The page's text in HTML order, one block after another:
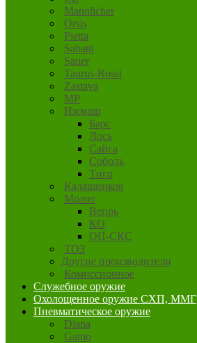
Mannlicher
Orsis
Pietta
Sabatti
Sauer
Taurus-Rossi
Zastava
MP
Ижмаш
Барс
Лось
Сайга
Соболь
Тигр
Калашников
Молот
Вепрь
КО
ОП-СКС
ТОЗ
Другие производители
Комиссионное
Служебное оружие
Охолощенное оружие СХП, ММГ
Пневматическое оружие
Diana
Gamo